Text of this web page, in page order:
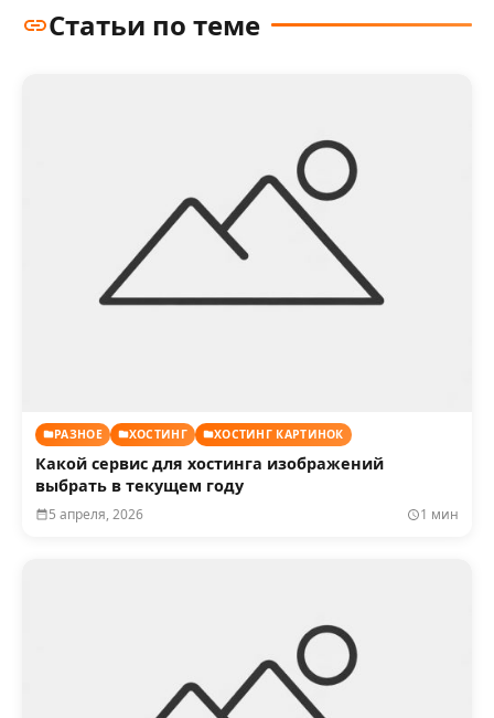
Статьи по теме
РАЗНОЕ ХОСТИНГ ХОСТИНГ КАРТИНОК
Какой сервис для хостинга изображений
выбрать в текущем году
5 апреля, 2026 1 мин